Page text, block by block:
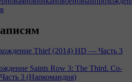
Thief (2014) HD — Часть 3
Saints Row 3: The Third. Co-
3 (Наркомандия)